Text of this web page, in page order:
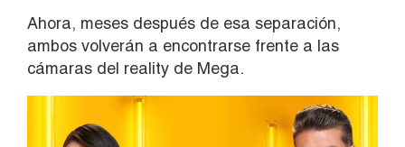
Ahora, meses después de esa separación,
ambos volverán a encontrarse frente a las
cámaras del reality de Mega.